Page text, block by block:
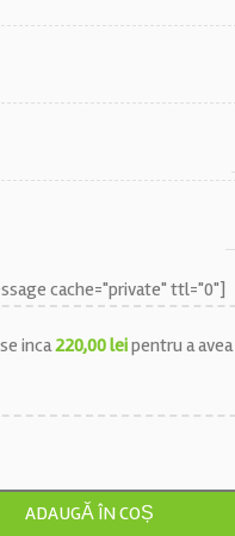
cache="private" ttl="0"]
inca220,00leipentru a avea
ADAUGĂ ÎN COȘ